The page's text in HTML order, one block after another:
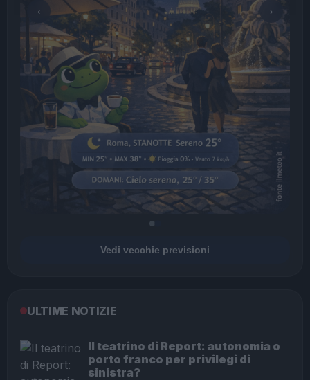
‹ ›
Vedi vecchie previsioni
ULTIME NOTIZIE
Il teatrino di Report: autonomia o
porto franco per privilegi di
sinistra?